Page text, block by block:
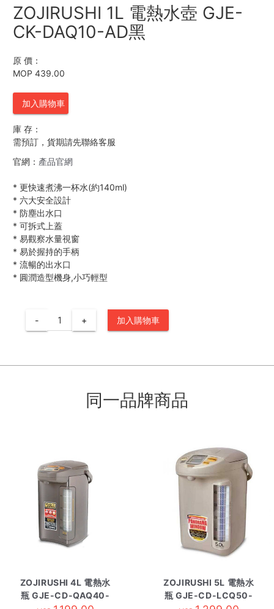
ZOJIRUSHI 1L 電熱水壺 GJE-
CK-DAQ10-AD黑
原 價：
MOP 439.00
加入購物車
庫 存：
需預訂，貨期請先聯絡客服
官網： 產品官網
* 更快速煮沸一杯水(約140ml)
* 六大安全設計
* 防塵出水口
* 可拆式上蓋
* 易觀察水量視窗
* 易於握持的手柄
* 流暢的出水口
* 圓潤造型機身,小巧輕型
- + 加入購物車
同一品牌商品
ZOJIRUSHI 4L 電熱水
瓶 GJE-CD-QAQ40-
ZOJIRUSHI 5L 電熱水
瓶 GJE-CD-LCQ50-